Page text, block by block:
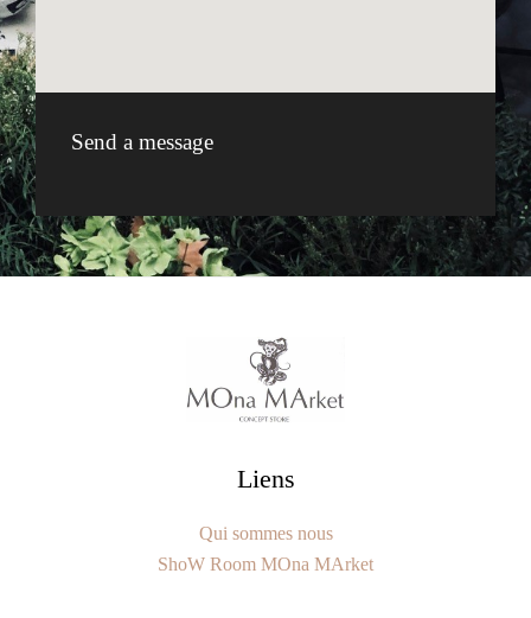
Send a message
Liens
Qui sommes nous
ShoW Room MOna MArket